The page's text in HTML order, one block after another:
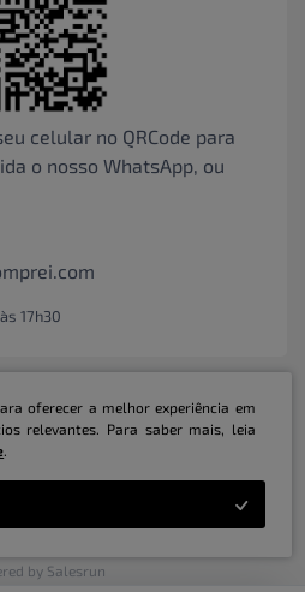
celular no QRCode para
o nosso WhatsApp, ou
17h30
Ltda | CNPJ: 31.415.786/0001-31 | ©
by Salesrun
oferecer a melhor experiência em
relevantes. Para saber mais, leia
.